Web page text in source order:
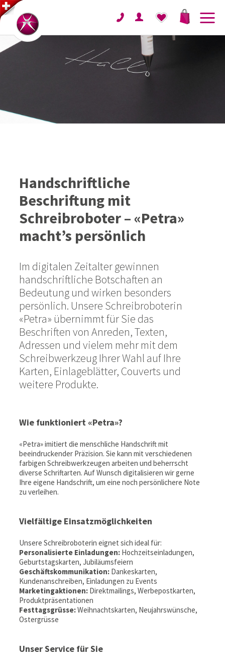
Handschriftliche
Beschriftung mit
Schreibroboter – «Petra»
macht’s persönlich
Im digitalen Zeitalter gewinnen
handschriftliche Botschaften an
Bedeutung und wirken besonders
persönlich. Unsere Schreibroboterin
«Petra» übernimmt für Sie das
Beschriften von Anreden, Texten,
Adressen und vielem mehr mit dem
Schreibwerkzeug Ihrer Wahl auf Ihre
Karten, Einlageblätter, Couverts und
weitere Produkte.
Wie funktioniert «Petra»?
«Petra» imitiert die menschliche Handschrift mit
beeindruckender Präzision. Sie kann mit verschiedenen
farbigen Schreibwerkzeugen arbeiten und beherrscht
diverse Schriftarten. Auf Wunsch digitalisieren wir gerne
Ihre eigene Handschrift, um eine noch persönlichere Note
zu verleihen.
Vielfältige Einsatzmöglichkeiten
Unsere Schreibroboterin eignet sich ideal für:
Personalisierte Einladungen: Hochzeitseinladungen,
Geburtstagskarten, Jubiläumsfeiern
Geschäftskommunikation: Dankeskarten,
Kundenanschreiben, Einladungen zu Events
Marketingaktionen: Direktmailings, Werbepostkarten,
Produktpräsentationen
Festtagsgrüsse:Weihnachtskarten, Neujahrswünsche,
Ostergrüsse
Unser Service für Sie